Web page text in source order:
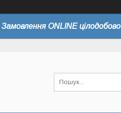
ONLINE цілодобово